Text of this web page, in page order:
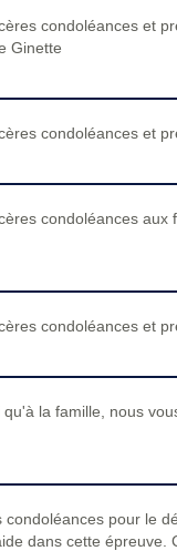
condoléances et
Ginette
condoléances et
condoléances
condoléances et
la famille, nous
pour le
dans cette épreuve.